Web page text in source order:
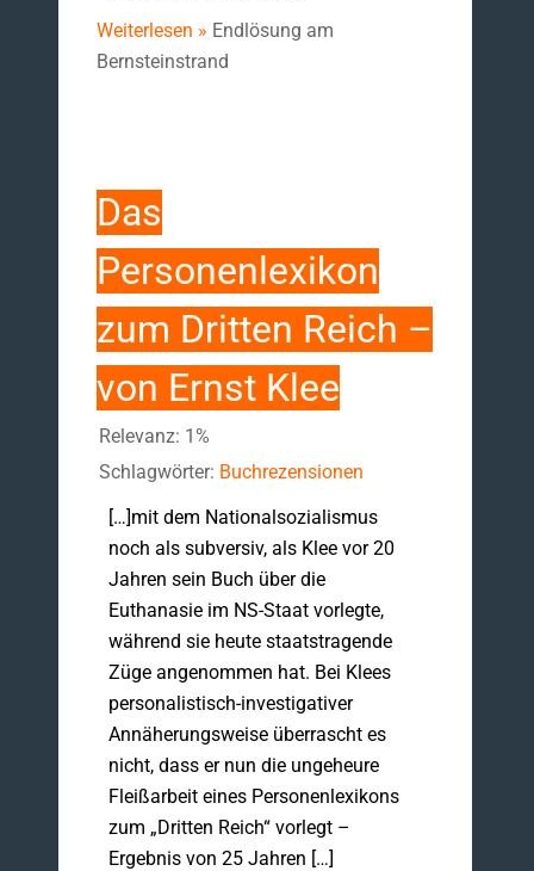
Weiterlesen » Endlösung am
Bernsteinstrand
Das
Personenlexikon
zum Dritten Reich –
von Ernst Klee
Relevanz: 1%
Schlagwörter: Buchrezensionen
[…]mit dem Nationalsozialismus
noch als subversiv, als Klee vor 20
Jahren sein Buch über die
Euthanasie im NS-Staat vorlegte,
während sie heute staatstragende
Züge angenommen hat. Bei Klees
personalistisch-investigativer
Annäherungsweise überrascht es
nicht, dass er nun die ungeheure
Fleißarbeit eines Personenlexikons
zum „Dritten Reich“ vorlegt –
Ergebnis von 25 Jahren […]